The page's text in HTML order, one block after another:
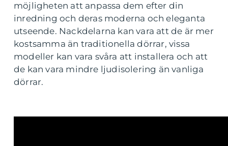
möjligheten att anpassa dem efter din
inredning och deras moderna och eleganta
utseende. Nackdelarna kan vara att de är mer
kostsamma än traditionella dörrar, vissa
modeller kan vara svåra att installera och att
de kan vara mindre ljudisolering än vanliga
dörrar.